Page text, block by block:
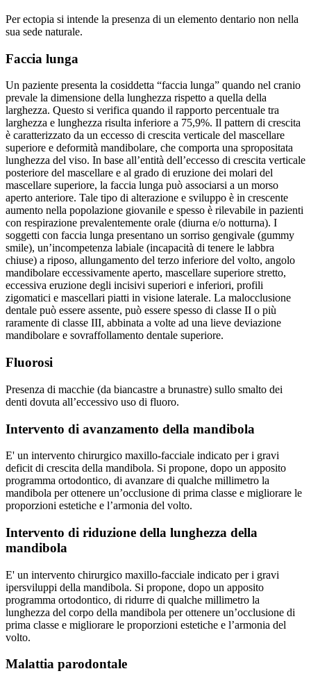
Per ectopia si intende la presenza di un elemento dentario non nella
sua sede naturale.
Faccia lunga
Un paziente presenta la cosiddetta “faccia lunga” quando nel cranio
prevale la dimensione della lunghezza rispetto a quella della
larghezza. Questo si verifica quando il rapporto percentuale tra
larghezza e lunghezza risulta inferiore a 75,9%. Il pattern di crescita
è caratterizzato da un eccesso di crescita verticale del mascellare
superiore e deformità mandibolare, che comporta una spropositata
lunghezza del viso. In base all’entità dell’eccesso di crescita verticale
posteriore del mascellare e al grado di eruzione dei molari del
mascellare superiore, la faccia lunga può associarsi a un morso
aperto anteriore. Tale tipo di alterazione e sviluppo è in crescente
aumento nella popolazione giovanile e spesso è rilevabile in pazienti
con respirazione prevalentemente orale (diurna e/o notturna). I
soggetti con faccia lunga presentano un sorriso gengivale (gummy
smile), un’incompetenza labiale (incapacità di tenere le labbra
chiuse) a riposo, allungamento del terzo inferiore del volto, angolo
mandibolare eccessivamente aperto, mascellare superiore stretto,
eccessiva eruzione degli incisivi superiori e inferiori, profili
zigomatici e mascellari piatti in visione laterale. La malocclusione
dentale può essere assente, può essere spesso di classe II o più
raramente di classe III, abbinata a volte ad una lieve deviazione
mandibolare e sovraffollamento dentale superiore.
Fluorosi
Presenza di macchie (da biancastre a brunastre) sullo smalto dei
denti dovuta all’eccessivo uso di fluoro.
Intervento di avanzamento della mandibola
E' un intervento chirurgico maxillo-facciale indicato per i gravi
deficit di crescita della mandibola. Si propone, dopo un apposito
programma ortodontico, di avanzare di qualche millimetro la
mandibola per ottenere un’occlusione di prima classe e migliorare le
proporzioni estetiche e l’armonia del volto.
Intervento di riduzione della lunghezza della
mandibola
E' un intervento chirurgico maxillo-facciale indicato per i gravi
ipersviluppi della mandibola. Si propone, dopo un apposito
programma ortodontico, di ridurre di qualche millimetro la
lunghezza del corpo della mandibola per ottenere un’occlusione di
prima classe e migliorare le proporzioni estetiche e l’armonia del
volto.
Malattia parodontale